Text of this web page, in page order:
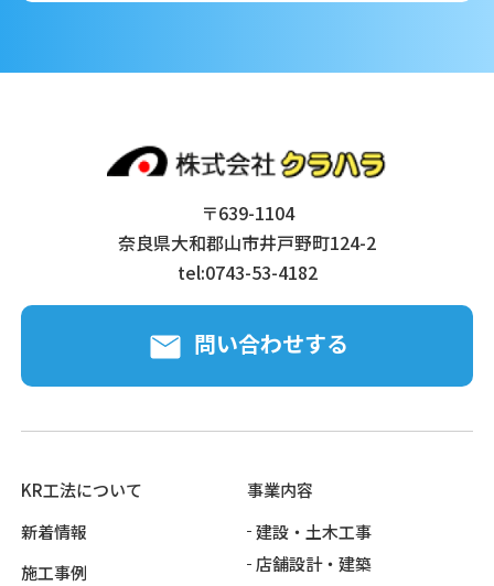
〒639-1104
奈良県大和郡山市井戸野町124-2
tel:0743-53-4182
問い合わせする
KR工法について
新着情報
施工事例
事業内容
建設・土木工事
店舗設計・建築